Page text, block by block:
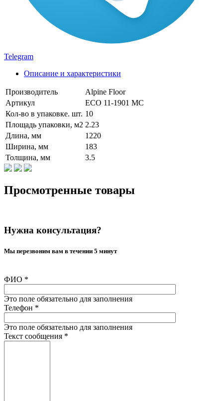
Telegram
Описание и характеристики
Производитель
Alpine Floor
Артикул
ЕСО 11-1901 MC
Кол-во в упаковке. шт. 10
Площадь упаковки, м2 2.23
Длина, мм
1220
Ширина, мм
183
Толщина, мм
3.5
Просмотренные товары
Нужна консультация?
Мы перезвоним вам в течении 5 минут
ФИО *
Это поле обязательно для заполнения
Телефон *
Это поле обязательно для заполнения
Текст сообщения *